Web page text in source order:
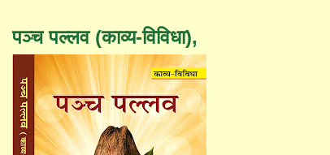
पञ्च पल्लव (काव्य-विविधा),